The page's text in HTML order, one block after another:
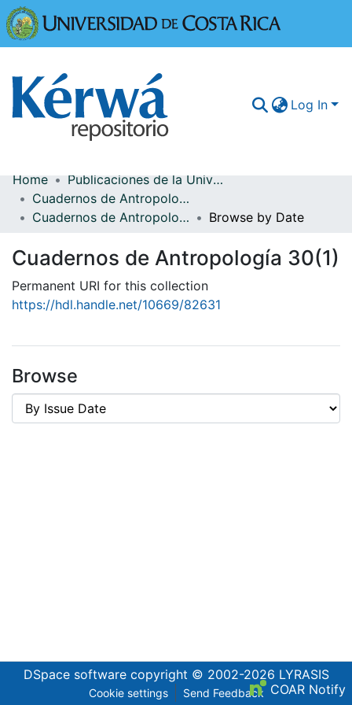
Log In
Communities & Collections
More Information
Browse Kérwá
Statistics
Home
Publicaciones de la Universidad de Costa Rica
Cuadernos de Antropología
Cuadernos de Antropología 30(1)
Browse by Date
Cuadernos de Antropología 30(1)
Permanent URI for this collection
https://hdl.handle.net/10669/82631
Browse
DSpace softwarecopyright © 2002-2026 LYRASIS
Cookie settings Send Feedback COAR Notify